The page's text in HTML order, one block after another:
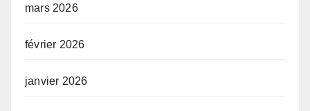
mars 2026
février 2026
janvier 2026